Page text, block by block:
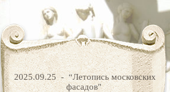
2025.09.25 - “Летопись московских
фасадов"